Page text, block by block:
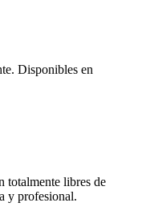
Disponibles en
totalmente libres de
y profesional.